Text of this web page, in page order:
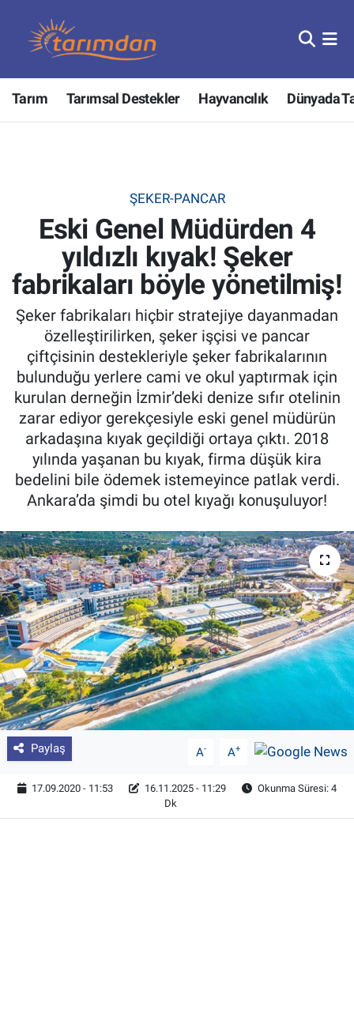
Tarım Tarımsal Destekler Hayvancılık Dünyada
ŞEKER-PANCAR
Eski Genel Müdürden 4
yıldızlı kıyak! Şeker
fabrikaları böyle yönetilmiş!
Şeker fabrikaları hiçbir stratejiye dayanmadan
özelleştirilirken, şeker işçisi ve pancar
çiftçisinin destekleriyle şeker fabrikalarının
bulunduğu yerlere cami ve okul yaptırmak için
kurulan derneğin İzmir’deki denize sıfır otelinin
zarar ediyor gerekçesiyle eski genel müdürün
arkadaşına kıyak geçildiği ortaya çıktı. 2018
yılında yaşanan bu kıyak, firma düşük kira
bedelini bile ödemek istemeyince patlak verdi.
Ankara’da şimdi bu otel kıyağı konuşuluyor!
Paylaş A- A+
17.09.2020 - 11:53 16.11.2025 - 11:29
Okunma Süresi: 4
Dk
Tarım
Hayvancılık
Tarımsal Destekler
Tarım Bakanlığı
Tarım Kredi Kooperatifleri
Pankobirlik
Et fiyatları
Tarım Bilgisi
Yetiştirici Soruyor
Dünyada Tarım
Üretici Birlikleri
Şeker ve Şekerli Mamüller
Tahıllar ve Baklagiller
Tohum
Nöbetçi Eczaneler
Hava Durumu
Tüm Manşetler
Son Dakika Haberleri